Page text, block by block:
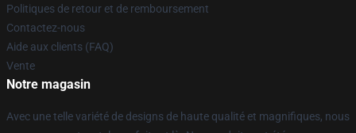
Politiques de retour et de remboursement
Contactez-nous
Aide aux clients (FAQ)
Vente
Notre magasin
Avec une telle variété de designs de haute qualité et magnifiques, nous